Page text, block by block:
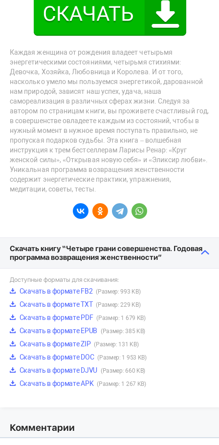
Каждая женщина от рождения владеет четырьмя
энергетическими состояниями, четырьмя стихиями:
Девочка, Хозяйка, Любовница и Королева. И от того,
насколько умело мы пользуемся энергетикой, дарованной
нам природой, зависят наш успех, удача, наша
самореализация в различных сферах жизни. Следуя за
автором по страницам книги, вы проживете счастливый год,
в совершенстве овладеете каждым из состояний, чтобы в
нужный момент в нужное время поступать правильно, не
пропуская подарков судьбы. Эта книга – волшебная
инструкция к трем бестселлерам Ларисы Ренар: «Круг
женской силы», «Открывая новую себя» и «Эликсир любви».
Уникальная программа возвращения женственности
содержит энергетические практики, упражнения,
медитации, советы, тесты.
Скачать книгу “Четыре грани совершенства. Годовая
программа возвращения женственности”
Доступные форматы для скачивания:
Скачать в формате FB2 (Размер: 993 KB)
Скачать в формате TXT (Размер: 229 KB)
Скачать в формате PDF (Размер: 1 679 KB)
Скачать в формате EPUB (Размер: 385 KB)
Скачать в формате ZIP (Размер: 131 KB)
Скачать в формате DOC (Размер: 1 953 KB)
Скачать в формате DJVU (Размер: 660 KB)
Скачать в формате APK (Размер: 1 267 KB)
Комментарии